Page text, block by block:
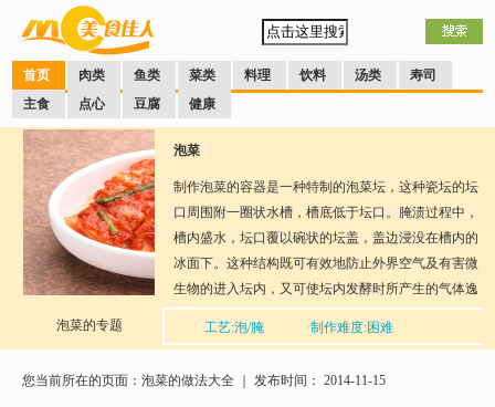
首页 肉类 鱼类 菜类 料理 饮料 汤类
寿司
主食
点心 豆腐 健康
泡菜的专题
口味：酸辣
泡菜
制作泡菜的容器是一种特制的泡菜坛，这种瓷坛的坛
口周围附一圈状水槽，槽底低于坛口。腌渍过程中，
槽内盛水，坛口覆以碗状的坛盖，盖边浸没在槽内的
冰面下。这种结构既可有效地防止外界空气及有害微
生物的进入坛内，又可使坛内发酵时所产生的气体逸
散坛外，而且封盖与启盖也非常方便，适于连续腌
渍，随时取食。适宜作泡菜的蔬菜品种很多，叶菜中
椒、胡萝卜、刀豆、豇豆等。比较嫩的蔬菜不宜做泡
工艺:泡/腌
制作难度:困难
博
您当前所在的页面：泡菜的做法大全 ｜ 发布时间： 2014-11-15